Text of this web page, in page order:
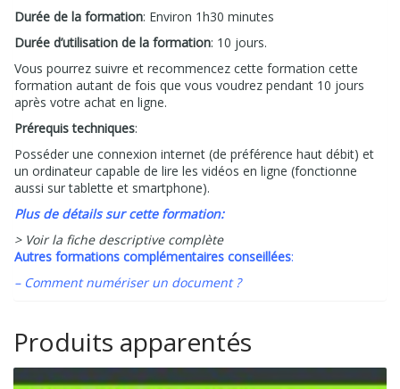
Durée de la formation: Environ 1h30 minutes
Durée d’utilisation de la formation: 10 jours.
Vous pourrez suivre et recommencez cette formation cette
formation autant de fois que vous voudrez pendant 10 jours
après votre achat en ligne.
Prérequis techniques:
Posséder une connexion internet (de préférence haut débit) et
un ordinateur capable de lire les vidéos en ligne (fonctionne
aussi sur tablette et smartphone).
Plus de détails sur cette formation:
> Voir la fiche descriptive complète
Autres formations complémentaires conseillées:
– Comment numériser un document ?
Produits apparentés